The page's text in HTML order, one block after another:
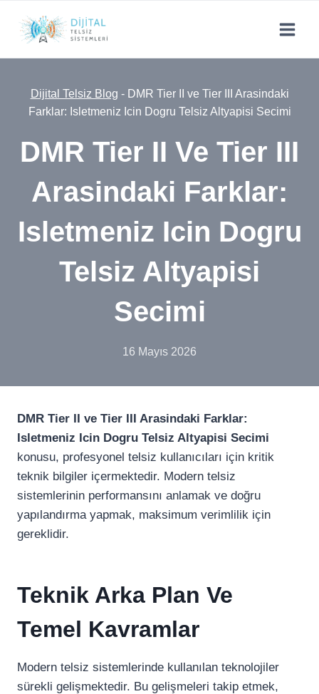
content
Dijital Telsiz Blog - DMR Tier II ve Tier III Arasindaki
Farklar: Isletmeniz Icin Dogru Telsiz Altyapisi Secimi
DMR Tier II Ve Tier III
Arasindaki Farklar:
Isletmeniz Icin Dogru
Telsiz Altyapisi
Secimi
16 Mayıs 2026
DMR Tier II ve Tier III Arasindaki Farklar:
Isletmeniz Icin Dogru Telsiz Altyapisi Secimi
konusu, profesyonel telsiz kullanıcıları için kritik
teknik bilgiler içermektedir. Modern telsiz
sistemlerinin performansını anlamak ve doğru
yapılandırma yapmak, maksimum verimlilik için
gereklidir.
Teknik Arka Plan Ve
Temel Kavramlar
Modern telsiz sistemlerinde kullanılan teknolojiler
sürekli gelişmektedir. Bu gelişmeleri takip etmek,